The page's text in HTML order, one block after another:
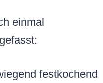
einmal
festkochend